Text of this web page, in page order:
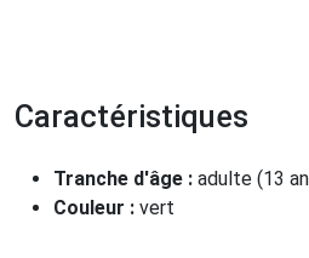
Caractéristiques
Tranche d'âge : adulte (13
Couleur : vert